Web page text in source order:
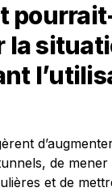
la
de mener
et de